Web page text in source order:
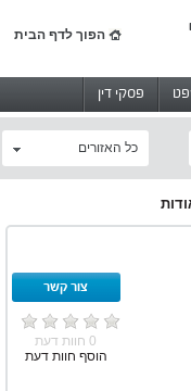
הפוך לדף הבית
פסקי דין
כל האזורים
צור קשר
0 חוות דעת
הוסף חוות דעת